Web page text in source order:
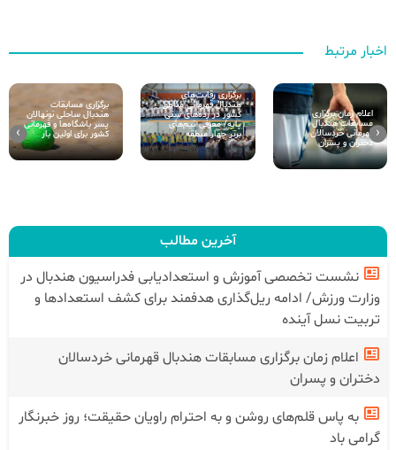
اخبار مرتبط
اعلام زمان برگزاری
مسابقات هندبال
قهرمانی خردسالان
دختران و پسران
برگزاری رقابت‌های
هندبال قهرمانی مناطق
کشور در رده‌های سنی
پایه/ معرفی تیم‌های
برتر چهار منطقه
برگزاری مسابقات
هندبال ساحلی نونهالان
پسر باشگاه‌ها و قهرمانی
کشور برای اولین بار
‹
›
آخرین مطالب
نشست تخصصی آموزش و استعدادیابی فدراسیون هندبال در
وزارت ورزش/ ادامه ریل‌گذاری هدفمند برای کشف استعدادها و
تربیت نسل آینده
اعلام زمان برگزاری مسابقات هندبال قهرمانی خردسالان
دختران و پسران
به پاس قلم‌های روشن و به احترام راویان حقیقت؛ روز خبرنگار
گرامی باد